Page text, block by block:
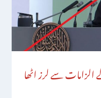
الزامات سے لرز اٹھا